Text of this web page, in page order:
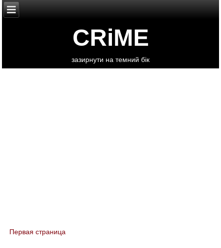
CRiME
зазирнути на темний бік
You are here
Первая страница